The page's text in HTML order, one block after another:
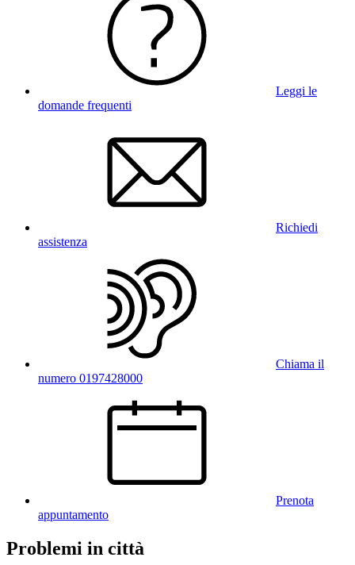
Leggi le
domande frequenti
Richiedi
assistenza
Chiama il
numero 0197428000
Prenota
appuntamento
Problemi in città